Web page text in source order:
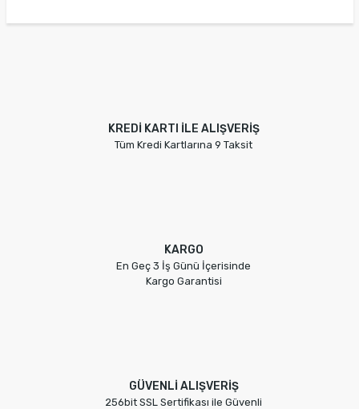
KREDİ KARTI İLE ALIŞVERİŞ
Tüm Kredi Kartlarına 9 Taksit
KARGO
En Geç 3 İş Günü İçerisinde
Kargo Garantisi
GÜVENLİ ALIŞVERİŞ
256bit SSL Sertifikası ile Güvenli